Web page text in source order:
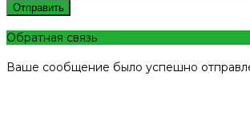
Отправить
Обратная связь
Ваше сообщение было успешно